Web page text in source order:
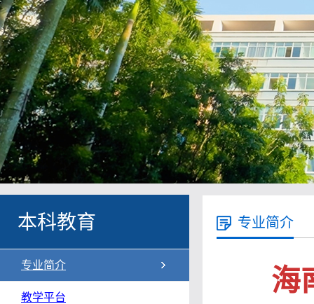
本科教育
专业简介
教学平台
专业简介
海